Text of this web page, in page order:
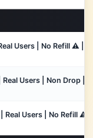
Users | No Refill ⚠️ |
Users | Non Drop |
Real Users | No Refill ⚠️